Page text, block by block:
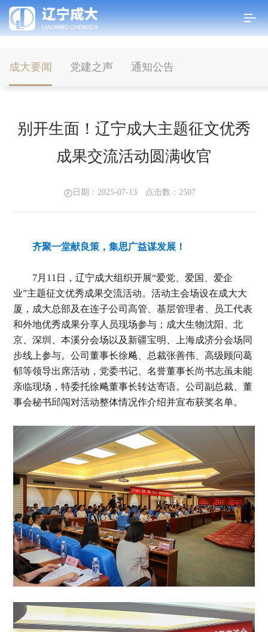
成大要闻 党建之声 通知公告
别开生面！辽宁成大主题征文优秀
成果交流活动圆满收官
日期：2025-07-13 点击数： 2507
齐聚一堂献良策，集思广益谋发展！
7月11日，辽宁成大组织开展“爱党、爱国、爱企
业”主题征文优秀成果交流活动。活动主会场设在成大大
厦，成大总部及在连子公司高管、基层管理者、员工代表
和外地优秀成果分享人员现场参与；成大生物沈阳、北
京、深圳、本溪分会场以及新疆宝明、上海成济分会场同
步线上参与。公司董事长徐飚、总裁张善伟、高级顾问葛
郁等领导出席活动，党委书记、名誉董事长尚书志虽未能
亲临现场，特委托徐飚董事长转达寄语。公司副总裁、董
事会秘书邱闯对活动整体情况作介绍并宣布获奖名单。